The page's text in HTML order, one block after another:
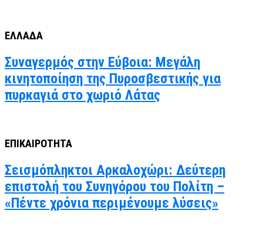
ΕΛΛΑΔΑ
Συναγερμός στην Εύβοια: Μεγάλη
κινητοποίηση της Πυροσβεστικής για
πυρκαγιά στο χωριό Λάτας
ΕΠΙΚΑΙΡΟΤΗΤΑ
Σεισμόπληκτοι Αρκαλοχώρι: Δεύτερη
επιστολή του Συνηγόρου του Πολίτη –
«Πέντε χρόνια περιμένουμε λύσεις»